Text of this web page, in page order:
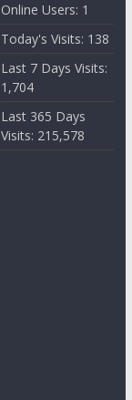
Online Users: 1
Today's Visits: 138
Last 7 Days Visits:
1,704
Last 365 Days
Visits: 215,578